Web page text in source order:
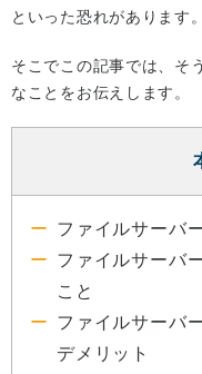
といった恐れがあります。
そこでこの記事では、そ
なことをお伝えします。
ファイルサーバ
ファイルサーバ
こと
ファイルサーバ
デメリット